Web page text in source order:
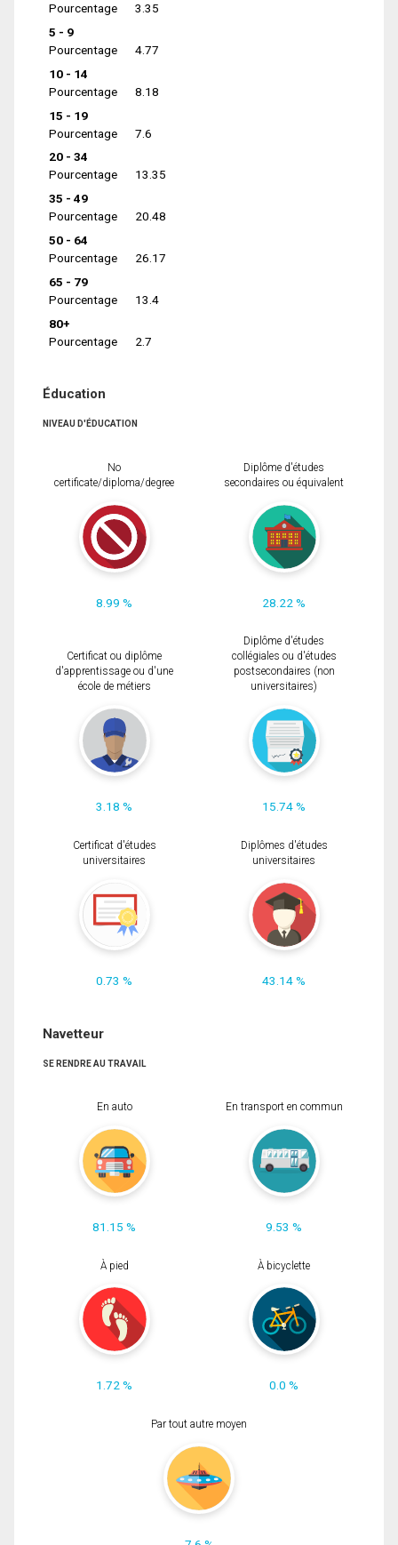
Pourcentage
3.35
5 - 9
Pourcentage
4.77
10 - 14
Pourcentage
8.18
15 - 19
Pourcentage
7.6
20 - 34
Pourcentage
13.35
35 - 49
Pourcentage
20.48
50 - 64
Pourcentage
26.17
65 - 79
Pourcentage
13.4
80+
Pourcentage
2.7
Éducation
NIVEAU D'ÉDUCATION
No
certificate/diploma/degree
8.99 %
Diplôme d'études
secondaires ou équivalent
28.22 %
Certificat ou diplôme
d'apprentissage ou d'une
école de métiers
3.18 %
Diplôme d'études
collégiales ou d'études
postsecondaires (non
universitaires)
15.74 %
Certificat d'études
universitaires
0.73 %
Diplômes d'études
universitaires
43.14 %
Navetteur
SE RENDRE AU TRAVAIL
En auto
81.15 %
En transport en commun
9.53 %
À pied
1.72 %
À bicyclette
0.0 %
Par tout autre moyen